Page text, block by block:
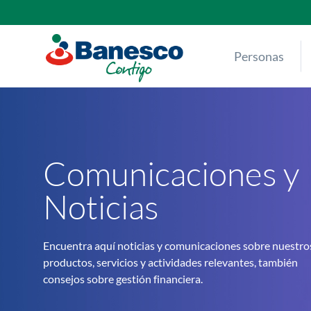
content
Personas
Comunicaciones y
Noticias
Encuentra aquí noticias y comunicaciones sobre
productos, servicios y actividades relevantes, también
consejos sobre gestión financiera.